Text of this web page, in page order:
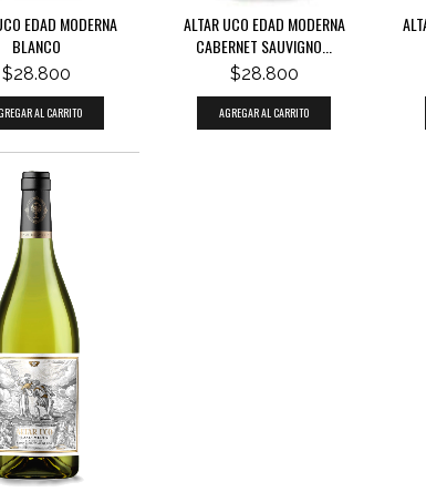
EDAD MODERNA
BLANCO
$28.800
ALTAR UCO EDAD MODERNA
CABERNET SAUVIGNO...
$28.800